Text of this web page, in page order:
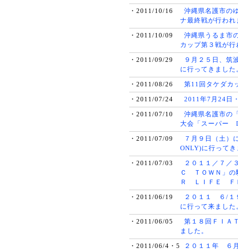
・2011/10/16
沖縄県名護市の
ナ最終戦が行われ
・2011/10/09
沖縄県うるま市
カップ第３戦が行
・2011/09/29
９月２５日、筑
に行ってきました
・2011/08/26 第11回タケダカ
・2011/07/24 2011年7月24日
・2011/07/10
沖縄県名護市の
大会「スーパー
・2011/07/09
７月９日（土）
ONLY)に行って
・2011/07/03
２０１１／７
Ｃ ＴＯＷＮ」の
Ｒ ＬＩＦＥ Ｆ
・2011/06/19
２０１１ ６/
に行って来ました
・2011/06/05
第１８回ＦＩＡ
ました。
・2011/06/4・5 ２０１１年 ６